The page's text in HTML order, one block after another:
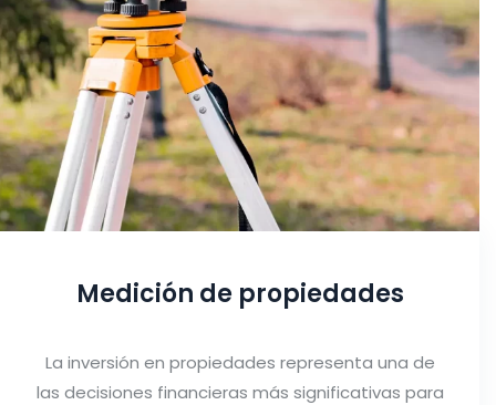
Medición de propiedades
La inversión en propiedades representa una de
las decisiones financieras más significativas para